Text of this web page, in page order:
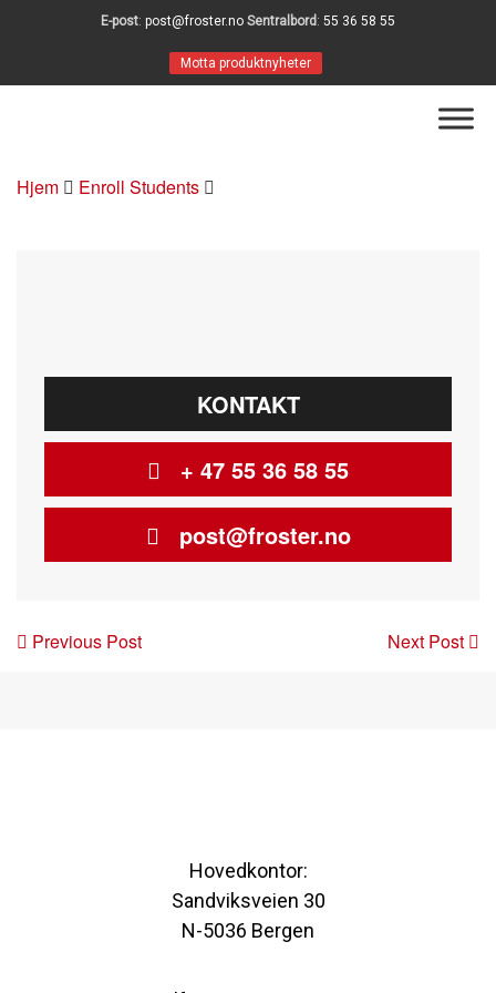
E-post: post@froster.no Sentralbord : 55 36 58 55
Motta produktnyheter
Hjem Enroll Students
KONTAKT
+ 47 55 36 58 55
post@froster.no
Post
Previous Post Next Post
Hovedkontor:
Sandviksveien 30
N-5036 Bergen